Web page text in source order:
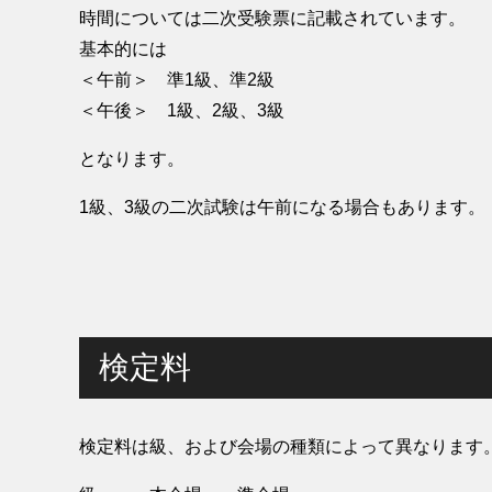
時間については二次受験票に記載されています。
基本的には
＜午前＞ 準1級、準2級
＜午後＞ 1級、2級、3級
となります。
1級、3級の二次試験は午前になる場合もあります。
検定料
検定料は級、および会場の種類によって異なります